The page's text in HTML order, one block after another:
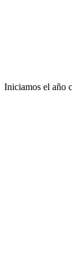
Iniciamos el año